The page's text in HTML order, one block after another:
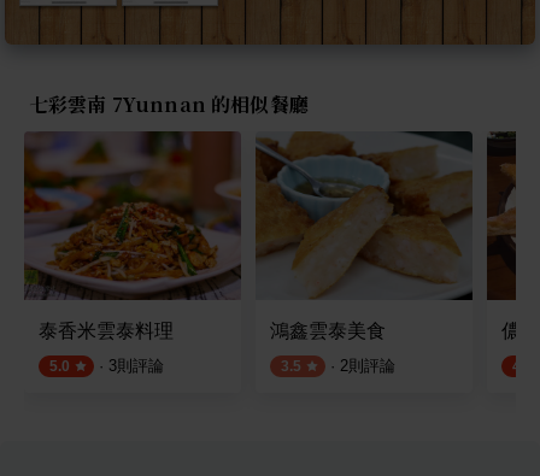
七彩雲南 7Yunnan 的相似餐廳
泰香米雲泰料理
5.0 · 3則評論
鴻鑫雲泰美食
3.5 · 2則評論
儂
4.7